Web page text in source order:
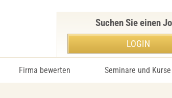
Firma bewerten Seminare und Kurse
Suchen Sie einen
LOGIN